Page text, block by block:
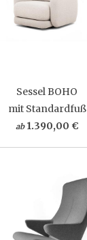
Sessel BOHO
mit Standardfuß
ab 1.390,00 €